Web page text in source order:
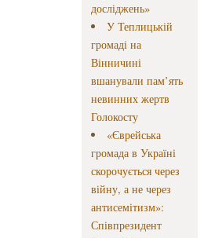
досліджень»
У Теплицькій
громаді на
Вінничині
вшанували пам’ять
невинних жертв
Голокосту
«Єврейська
громада в Україні
скорочується через
війну, а не через
антисемітизм»:
Співпрезидент